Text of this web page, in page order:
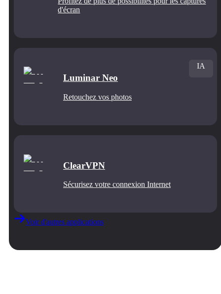
d'écran
Luminar Neo
Retouchez vos photos
IA
ClearVPN
Sécurisez votre connexion Internet
Voir d'autres applications